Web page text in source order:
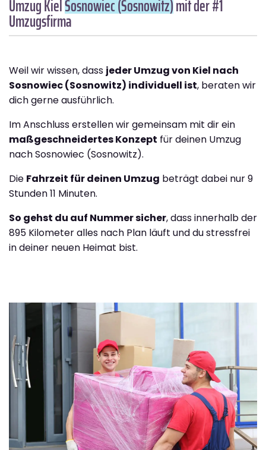
Umzug KielSosnowiec (Sosnowitz)mit der #1
Umzugsfirma
Weil wir wissen, dass jeder Umzug von Kiel nach
Sosnowiec (Sosnowitz) individuell ist, beraten wir
dich gerne ausführlich.
Im Anschluss erstellen wir gemeinsam mit dir ein
maßgeschneidertes Konzept für deinen Umzug
nach Sosnowiec (Sosnowitz).
Die Fahrzeit für deinen Umzug beträgt dabei nur 9
Stunden 11 Minuten.
So gehst du auf Nummer sicher, dass innerhalb der
895 Kilometer alles nach Plan läuft und du stressfrei
in deiner neuen Heimat bist.